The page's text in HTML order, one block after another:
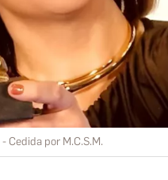
Cedida por M.C.S.M.